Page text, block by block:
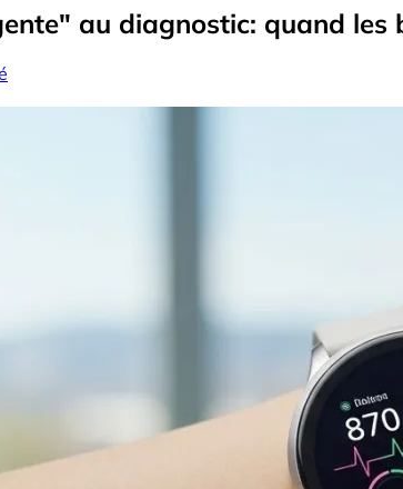
au diagnostic: quand les